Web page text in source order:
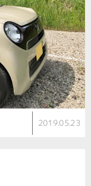
2019.05.23